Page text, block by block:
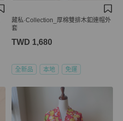
藏私·Collection_厚棉雙排木釦連帽外
套
TWD 1,680
全新品 本地 免運